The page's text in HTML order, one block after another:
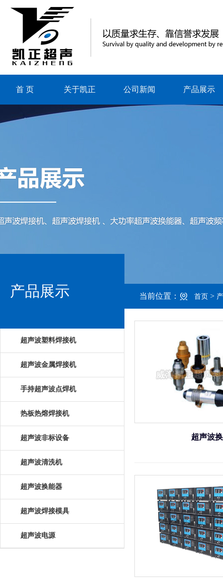
首 页 关于凯正 公司新闻 产品展示
当前位置： 首页 >
产品展示
超声波塑料焊接机
超声波金属焊接机
手持超声波点焊机
热板热熔焊接机
超声波非标设备
超声波清洗机
超声波换能器
超声波焊接模具
超声波电源
超声波